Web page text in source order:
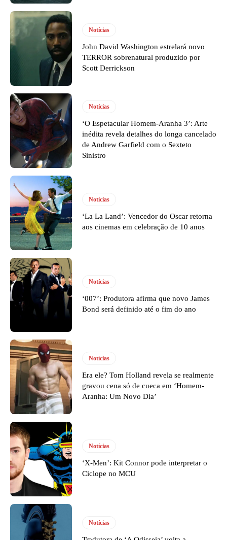
Notícias
John David Washington estrelará novo
TERROR sobrenatural produzido por
Scott Derrickson
Notícias
‘O Espetacular Homem-Aranha 3’: Arte
inédita revela detalhes do longa cancelado
de Andrew Garfield com o Sexteto
Sinistro
Notícias
‘La La Land’: Vencedor do Oscar retorna
aos cinemas em celebração de 10 anos
Notícias
‘007’: Produtora afirma que novo James
Bond será definido até o fim do ano
Notícias
Era ele? Tom Holland revela se realmente
gravou cena só de cueca em ‘Homem-
Aranha: Um Novo Dia’
Notícias
‘X-Men’: Kit Connor pode interpretar o
Ciclope no MCU
Notícias